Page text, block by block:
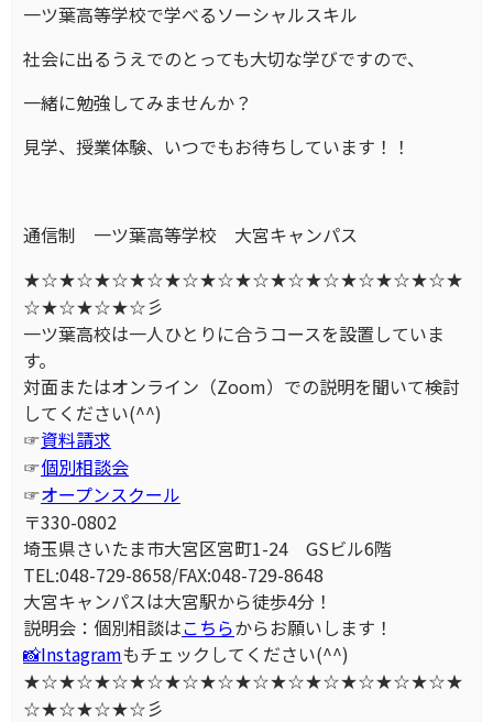
一ツ葉高等学校で学べるソーシャルスキル
社会に出るうえでのとっても大切な学びですので、
一緒に勉強してみませんか？
見学、授業体験、いつでもお待ちしています！！
通信制 一ツ葉高等学校 大宮キャンパス
★☆★☆★☆★☆★☆★☆★☆★☆★☆★☆★☆★☆★
☆★☆★☆★☆彡
一ツ葉高校は一人ひとりに合うコースを設置していま
す。
対面またはオンライン（Zoom）での説明を聞いて検討
してください(^^)
☞資料請求
☞個別相談会
☞オープンスクール
〒330-0802
埼玉県さいたま市大宮区宮町1-24 GSビル6階
TEL:048-729-8658/FAX:048-729-8648
大宮キャンパスは大宮駅から徒歩4分！
説明会：個別相談はこちらからお願いします！
📸Instagramもチェックしてください(^^)
★☆★☆★☆★☆★☆★☆★☆★☆★☆★☆★☆★☆★
☆★☆★☆★☆彡